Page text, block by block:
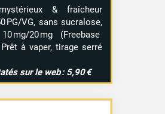
& fraîcheur
PG/VG, sans sucralose,
mg/20 mg (Freebase
à vaper, tirage serré
sur le web : 5,90 €